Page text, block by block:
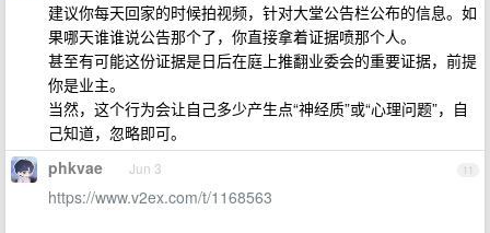
建议你每天回家的时候拍视频，针对大堂公告栏公布的信息。如
果哪天谁谁说公告那个了，你直接拿着证据喷那个人。
甚至有可能这份证据是日后在庭上推翻业委会的重要证据，前提
你是业主。
当然，这个行为会让自己多少产生点“神经质”或“心理问题”，自
己知道，忽略即可。
11
phkvae Jun 3
https://www.v2ex.com/t/1168563